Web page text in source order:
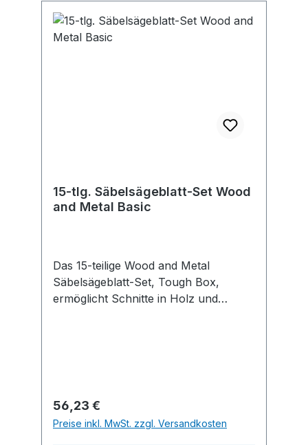
15-tlg. Säbelsägeblatt-Set Wood
and Metal Basic
Das 15-teilige Wood and Metal
Säbelsägeblatt-Set, Tough Box,
ermöglicht Schnitte in Holz und
Regulärer Preis:
56,23 €
Preise inkl. MwSt. zzgl. Versandkosten